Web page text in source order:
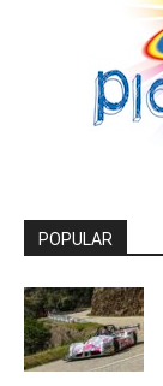
POPULAR